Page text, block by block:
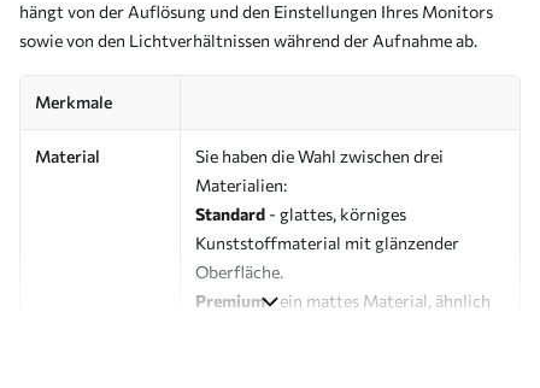
hängt von der Auflösung und den Einstellungen Ihres Monitors
sowie von den Lichtverhältnissen während der Aufnahme ab.
Merkmale
Material
Sie haben die Wahl zwischen drei
Materialien:
Standard - glattes, körniges
Kunststoffmaterial mit glänzender
Oberfläche.
Premium- ein mattes Material, ähnlich